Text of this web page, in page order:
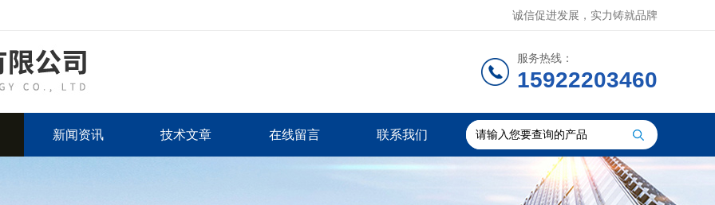
诚信促进发展，实力铸就品牌
服务热线：
15922203460
新闻资讯 技术文章 在线留言 联系我们